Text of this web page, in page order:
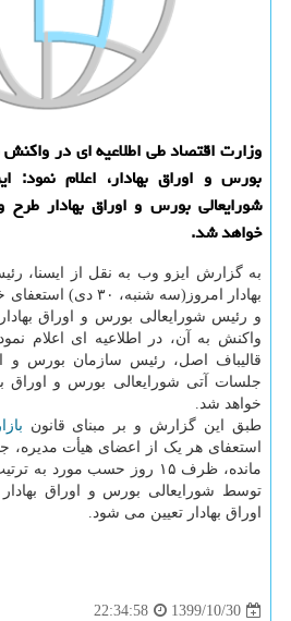
وزارت اقتصاد طی اطلاعیه ای در
بورس و اوراق بهادار، اعلام
شورایعالی بورس و اوراق بهادار
خواهد شد.
به گزارش ایزو وب به نقل از ایسنا،
بهادار امروز(سه شنبه، ۳۰ دی) استعفای خویش را تقدیم وزیر
و رئیس شورایعالی بورس و اوراق
واکنش به آن، در اطلاعیه ای اعلام
قالیباف اصل، رئیس سازمان بورس و
جلسات آتی شورایعالی بورس و اوراق
خواهد شد.
طبق این گزارش و بر مبنای قانون بازار
استعفای هر یک از اعضای هیأت مدیره،
توسط شورایعالی بورس و اوراق بهادار
اوراق بهادار تعیین می شود.
1399/10/30
22:34:58